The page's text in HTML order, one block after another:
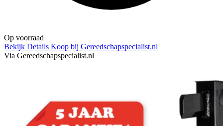
Op voorraad
Bekijk Details Koop bij Gereedschapspecialist.nl
Via Gereedschapspecialist.nl